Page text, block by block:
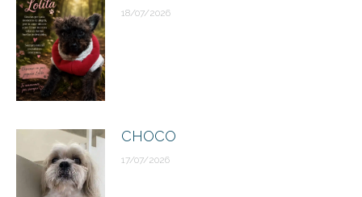
18/07/2026
CHOCO
17/07/2026